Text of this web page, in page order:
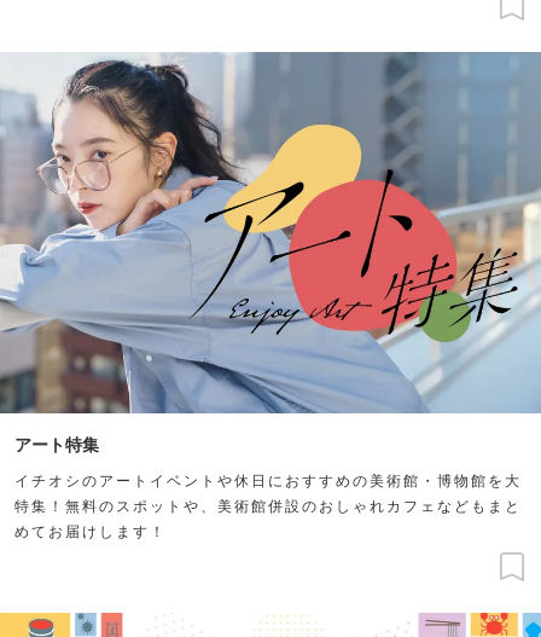
アート特集
イチオシのアートイベントや休日におすすめの美術館・博物館を大
特集！無料のスポットや、美術館併設のおしゃれカフェなどもまと
めてお届けします！